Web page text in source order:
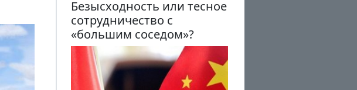
Безысходность или тесное
сотрудничество с
«большим соседом»?